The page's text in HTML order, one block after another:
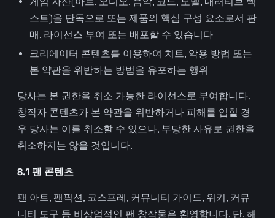
스트)을 단독으로 또는 제품의 핵심 구성 요소로서 판
매, 라이선스 부여 또는 배포할 수 있습니다
크리에이터 콘텐츠를 이용하여 치트, 악용 방법 또는
본 약관을 위반하는 방법을 유포하는 행위
당사는 본 권한을 취소 가능한 라이선스로 부여합니다.
창작자 콘텐츠가 본 약관을 위반하거나 피해를 입힐 경
우 당사는 이를 취소할 수 있으나, 부당한 사유로 권한을
취소하지는 않을 것입니다.
8.1 팬 콘텐츠
팬 아트, 팬픽션, 코스프레, 커뮤니티 가이드, 위키, 커뮤
니티 도구 등 비상업적인 팬 창작물은 환영합니다. 단, 해